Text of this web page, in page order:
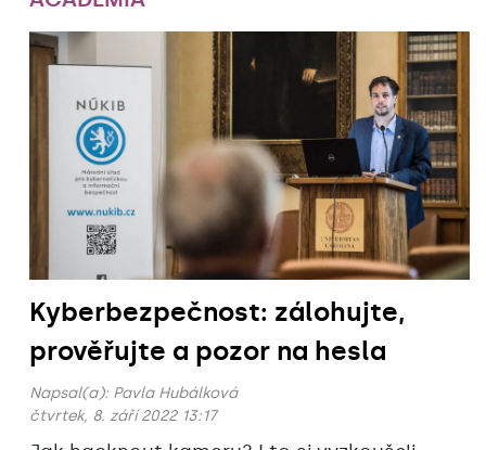
Kyberbezpečnost: zálohujte,
prověřujte a pozor na hesla
Napsal(a): Pavla Hubálková
čtvrtek, 8. září 2022 13:17